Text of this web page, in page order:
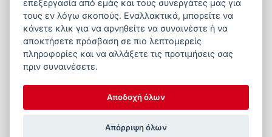
ALKE HEATING TECHNOLOGY
Θερμομητέρα Global™ 10 S
Περισσότερα
επεξεργασία από εμάς και τους συνεργάτες μας για
τους εν λόγω σκοπούς. Εναλλακτικά, μπορείτε να
κάνετε κλικ για να αρνηθείτε να συναινέστε ή να
αποκτήσετε πρόσβαση σε πιο λεπτομερείς
πληροφορίες και να αλλάξετε τις προτιμήσεις σας
πριν συναινέσετε.
Αποδοχή όλων
Απόρριψη όλων